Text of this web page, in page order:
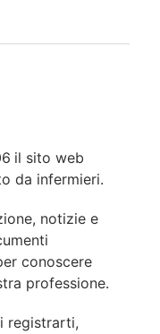
il sito web
da infermieri.
notizie e
conoscere
professione.
registrarti,